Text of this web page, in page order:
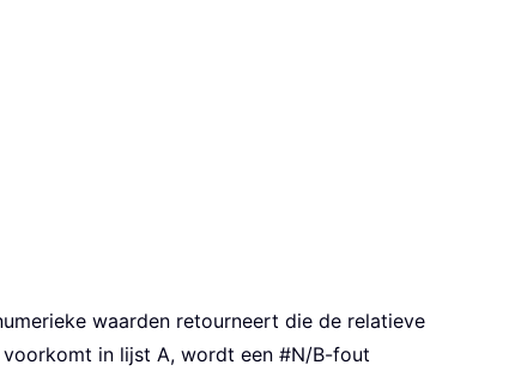
waarden retourneert die de relatieve
voorkomt in lijst A, wordt een #N/B-fout